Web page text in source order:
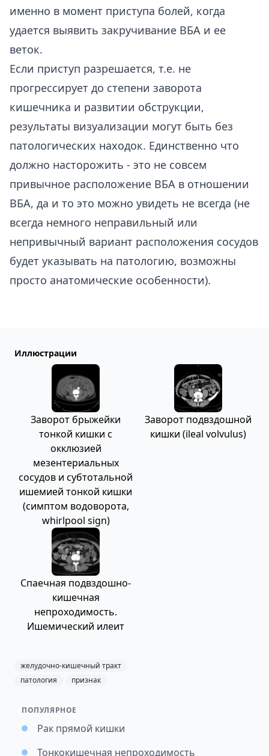
именно в момент приступа болей, когда
удается выявить закручивание ВБА и ее
веток.
Если приступ разрешается, т.е. не
прогрессирует до степени заворота
кишечника и развитии обструкции,
результаты визуализации могут быть без
патологических находок. Единственно что
должно насторожить - это не совсем
привычное расположение ВБА в отношении
ВБА, да и то это можно увидеть не всегда (не
всегда немного неправильный или
непривычный вариант расположения сосудов
будет указывать на патологию, возможны
просто анатомические особенности).
Иллюстрации
Заворот брыжейки
тонкой кишки с
окклюзией
мезентериальных
сосудов и субтотальной
ишемией тонкой кишки
(cимптом водоворота,
whirlpool sign)
Заворот подвздошной
кишки (ileal volvulus)
Спаечная подвздошно-
кишечная
непроходимость.
Ишемический илеит
желудочно-кишечный тракт
патология
признак
ПОПУЛЯРНОЕ
Рак прямой кишки
Тонкокишечная непроходимость